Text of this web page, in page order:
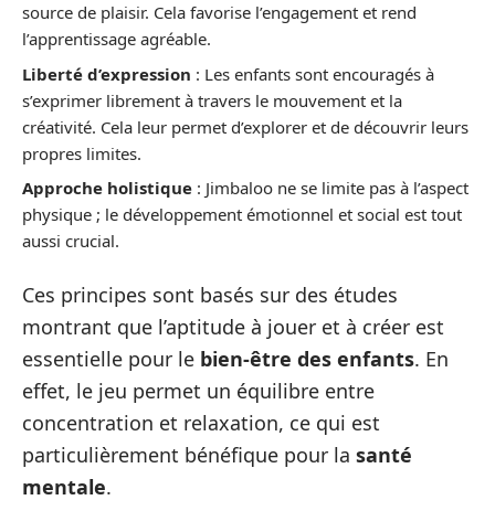
source de plaisir. Cela favorise l’engagement et rend
l’apprentissage agréable.
Liberté d’expression : Les enfants sont encouragés à
s’exprimer librement à travers le mouvement et la
créativité. Cela leur permet d’explorer et de découvrir leurs
propres limites.
Approche holistique : Jimbaloo ne se limite pas à l’aspect
physique ; le développement émotionnel et social est tout
aussi crucial.
Ces principes sont basés sur des études
montrant que l’aptitude à jouer et à créer est
essentielle pour le bien-être des enfants. En
effet, le jeu permet un équilibre entre
concentration et relaxation, ce qui est
particulièrement bénéfique pour la santé
mentale.